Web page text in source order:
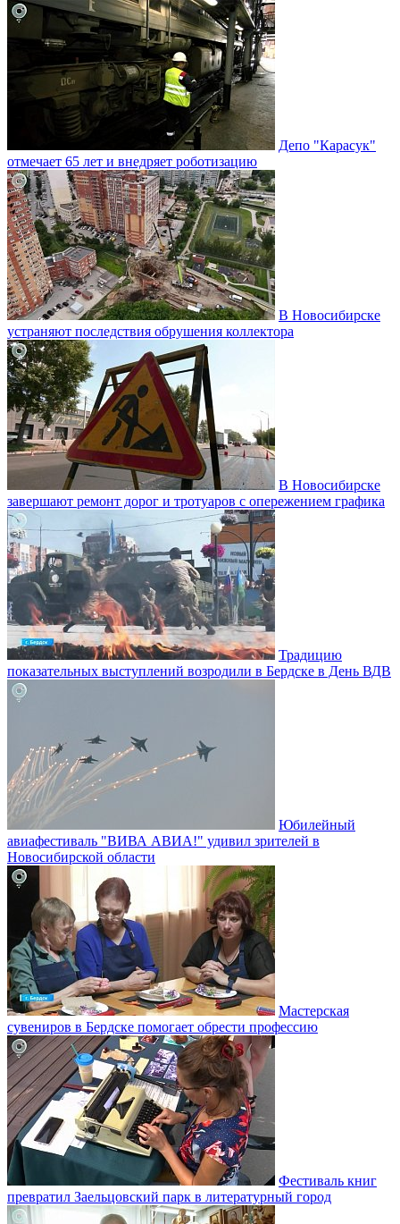
Депо "Карасук"
отмечает 65 лет и внедряет роботизацию
В Новосибирске
устраняют последствия обрушения коллектора
В Новосибирске
завершают ремонт дорог и тротуаров с опережением графика
Традицию
показательных выступлений возродили в Бердске в День ВДВ
Юбилейный
авиафестиваль "ВИВА АВИА!" удивил зрителей в
Новосибирской области
Мастерская
сувениров в Бердске помогает обрести профессию
Фестиваль книг
превратил Заельцовский парк в литературный город